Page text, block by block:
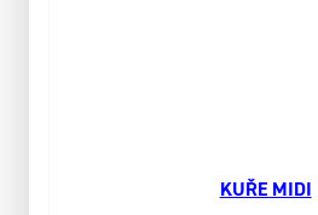
KUŘE MIDI